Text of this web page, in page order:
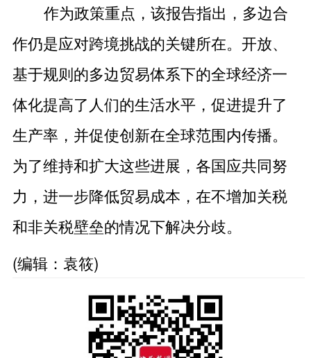
作为政策重点，该报告指出，多边合
作仍是应对跨境挑战的关键所在。开放、
基于规则的多边贸易体系下的全球经济一
体化提高了人们的生活水平，促进提升了
生产率，并促使创新在全球范围内传播。
为了维持和扩大这些进展，各国应共同努
力，进一步降低贸易成本，在不增加关税
和非关税壁垒的情况下解决分歧。
(编辑：袁筱)